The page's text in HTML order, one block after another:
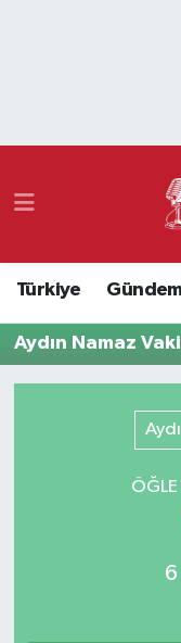
Türkiye
Aydın Namaz
ÖĞLE
Namaz
Süper Lig
Son Dakika